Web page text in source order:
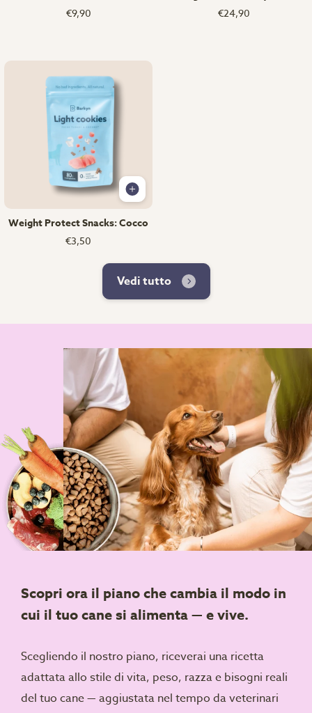
€9,90 €24,90
Weight Protect Snacks: Cocco
€3,50
Vedi tutto
Scopri ora il piano che cambia il modo in
cui il tuo cane si alimenta — e vive.
Scegliendo il nostro piano, riceverai una ricetta
adattata allo stile di vita, peso, razza e bisogni reali
del tuo cane — aggiustata nel tempo da veterinari